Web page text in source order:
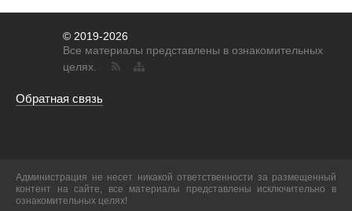
© 2019-2026
Все материалы представлены в ознакомительных
целях.
Обратная связь
Администрация не несет никакой ответственности за размещенный
контент на сайте, все материалы представлены исключительно в
ознакомительных целях!